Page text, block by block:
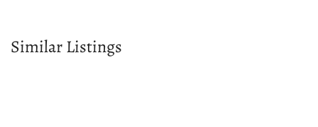
Similar Listings